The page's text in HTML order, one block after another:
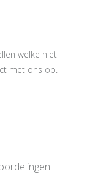
welke niet
met ons op.